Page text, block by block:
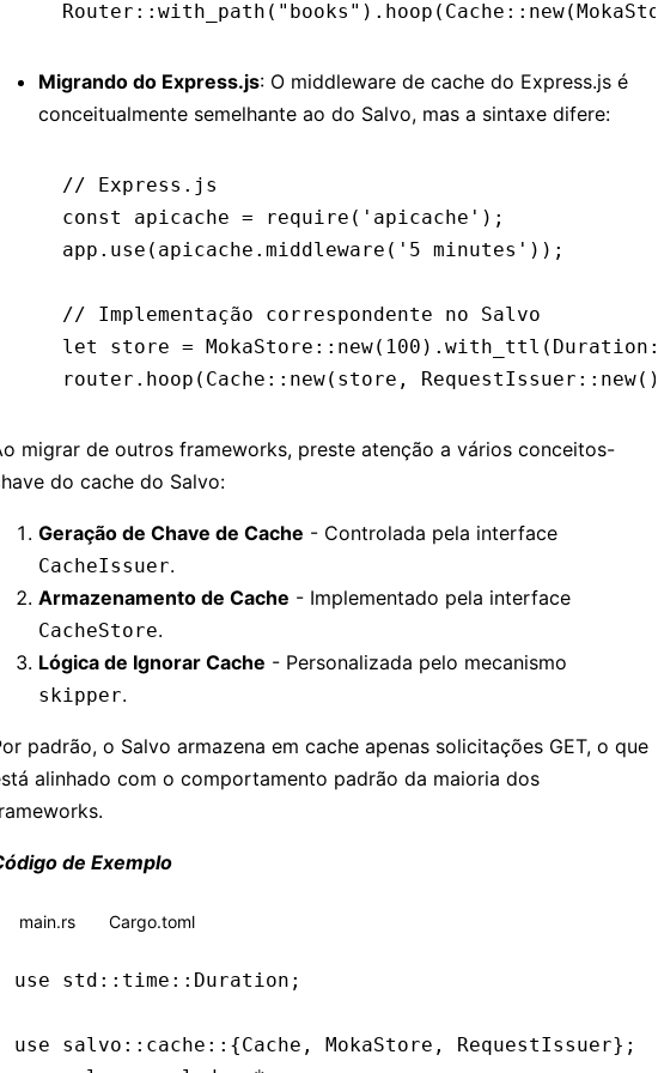
Router :: with_path ( "books" ) . hoop (Cache :: new
Migrando do Express.js: O middleware de cache do Express.js é
conceitualmente semelhante ao do Salvo, mas a sintaxe difere:
// Express.js
const
apicache = require ( 'apicache' );
app .use ( apicache .middleware ( '5 minutes' ));
// Implementação correspondente no Salvo
let
store = MokaStore:: new( 100 ) .with_ttl
router .hoop (Cache:: new(store , RequestIssuer:: new
migrar de outros frameworks, preste atenção a vários conceitos-
do cache do Salvo:
Geração de Chave de Cache - Controlada pela interface
CacheIssuer.
Armazenamento de Cache - Implementado pela interface
CacheStore.
Lógica de Ignorar Cache - Personalizada pelo mecanismo
skipper.
padrão, o Salvo armazena em cache apenas solicitações GET, o que
alinhado com o comportamento padrão da maioria dos
de Exemplo
main.rs Cargo.toml
use std :: time :: Duration ;
use salvo :: cache :: {Cache , MokaStore , RequestIssuer};